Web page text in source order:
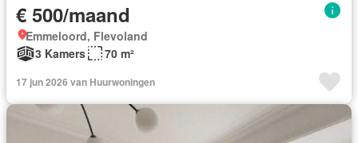
€ 500/maand
Emmeloord, Flevoland
3 Kamers
70 m²
17 jun 2026 van Huurwoningen